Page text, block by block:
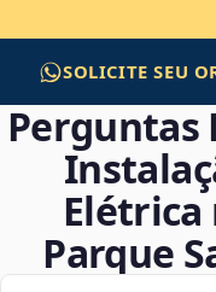
SOLICITE SEU
Perguntas
Elétrica
Parque